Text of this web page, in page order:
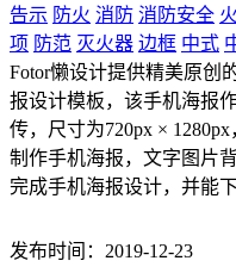
告示 防火 消防 消防安全 火
项 防范 灭火器 边框 中式
Fotor懒设计提供精美原创
报设计模板，该手机海报
传，尺寸为720px ×
制作手机海报，文字图片
完成手机海报设计，并能
发布时间：2019-12-23